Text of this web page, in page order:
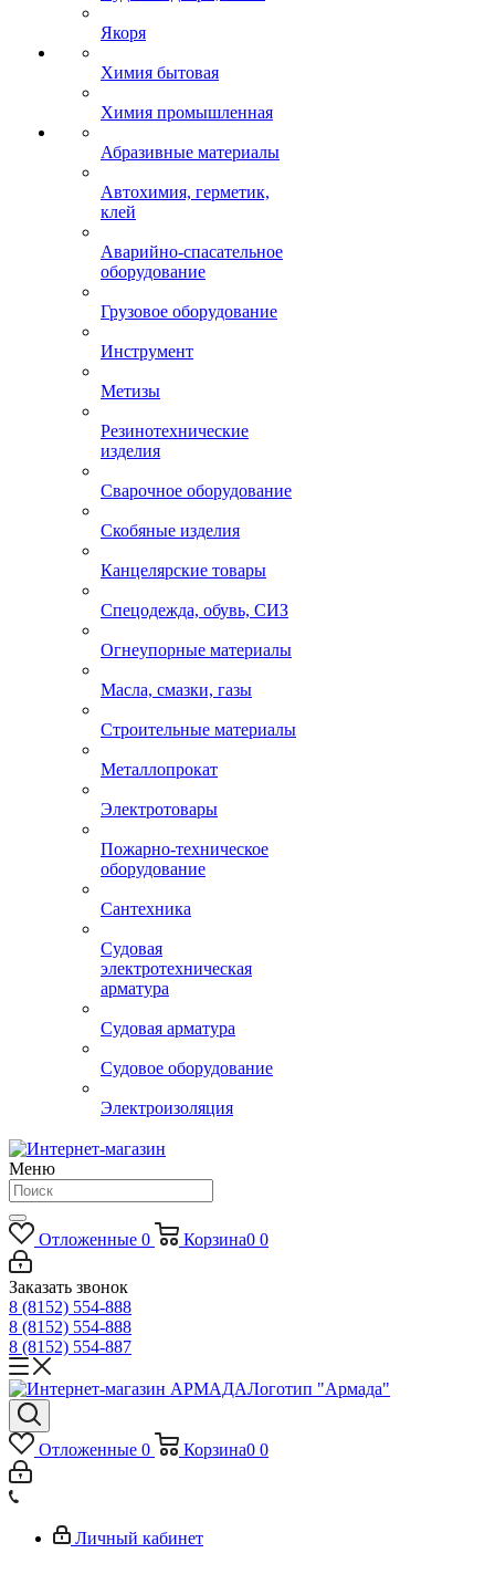
Якоря
Химия бытовая
Химия промышленная
Абразивные материалы
Автохимия, герметик,
клей
Аварийно-спасательное
оборудование
Грузовое оборудование
Инструмент
Метизы
Резинотехнические
изделия
Сварочное оборудование
Скобяные изделия
Канцелярские товары
Спецодежда, обувь, СИЗ
Огнеупорные материалы
Масла, смазки, газы
Строительные материалы
Металлопрокат
Электротовары
Пожарно-техническое
оборудование
Сантехника
Судовая
электротехническая
арматура
Судовая арматура
Судовое оборудование
Электроизоляция
Меню
Отложенные 0 Корзина0 0
Заказать звонок
8 (8152) 554-888
8 (8152) 554-888
8 (8152) 554-887
Логотип "Армада"
Отложенные 0 Корзина0 0
Личный кабинет